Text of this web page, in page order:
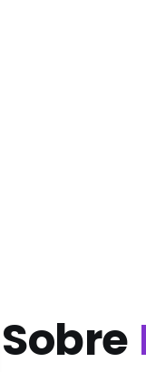
Sobre